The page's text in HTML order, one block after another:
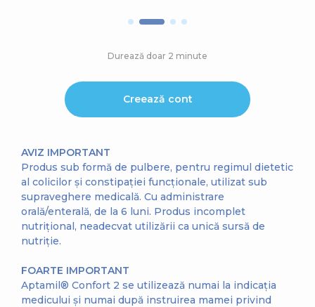
Durează doar 2 minute
Creează cont
AVIZ IMPORTANT
Produs sub formă de pulbere, pentru regimul dietetic
al colicilor și constipației funcționale, utilizat sub
supraveghere medicală. Cu administrare
orală/enterală, de la 6 luni. Produs incomplet
nutrițional, neadecvat utilizării ca unică sursă de
nutriție.
FOARTE IMPORTANT
Aptamil® Confort 2 se utilizează numai la indicația
medicului și numai după instruirea mamei privind